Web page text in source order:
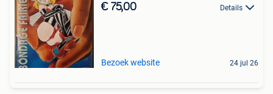
€ 75,00 Details
Bezoek website 24 jul 26